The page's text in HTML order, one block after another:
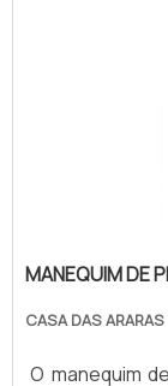
DE AÇO É
QUALIDADEA
no
recentemente
capaz de
porta paletes
entre diversos
peça
importante
e que o
acordo com
MANEQUIM DE
CASA DAS
O manequim